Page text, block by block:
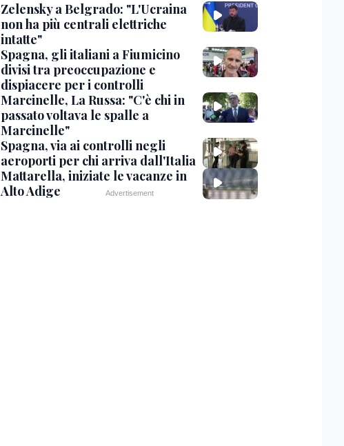
Zelensky a Belgrado: "L'Ucraina
non ha più centrali elettriche
intatte"
Spagna, gli italiani a Fiumicino
divisi tra preoccupazione e
dispiacere per i controlli
Marcinelle, La Russa: "C'è chi in
passato voltava le spalle a
Marcinelle"
Spagna, via ai controlli negli
aeroporti per chi arriva dall'Italia
Mattarella, iniziate le vacanze in
Alto Adige